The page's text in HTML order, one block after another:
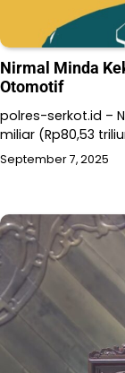
Nirmal Minda
Otomotif
polres-serkot.id –
miliar (Rp80,53
September 7, 2025